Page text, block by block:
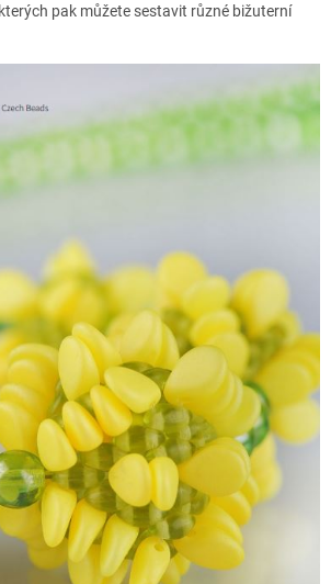
pak můžete sestavit různé bižuterní